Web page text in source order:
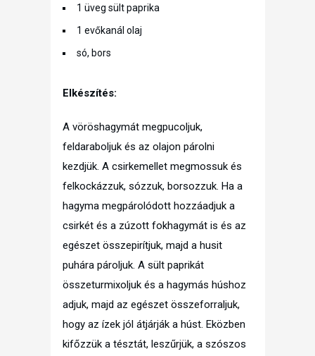
1 üveg sült paprika
1 evőkanál olaj
só, bors
Elkészítés:
A vöröshagymát megpucoljuk,
feldaraboljuk és az olajon párolni
kezdjük. A csirkemellet megmossuk és
felkockázzuk, sózzuk, borsozzuk. Ha a
hagyma megpárolódott hozzáadjuk a
csirkét és a zúzott fokhagymát is és az
egészet összepirítjuk, majd a husit
puhára pároljuk. A sült paprikát
összeturmixoljuk és a hagymás húshoz
adjuk, majd az egészet összeforraljuk,
hogy az ízek jól átjárják a húst. Eközben
kifőzzük a tésztát, leszűrjük, a szószos